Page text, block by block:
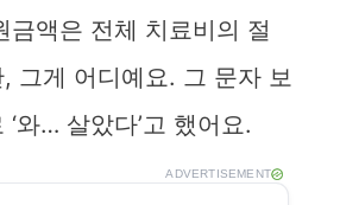
금액은 전체 치료비의 절
그게 어디예요. 그 문자 보
와… 살았다’고 했어요.
ADVERTISEMENT